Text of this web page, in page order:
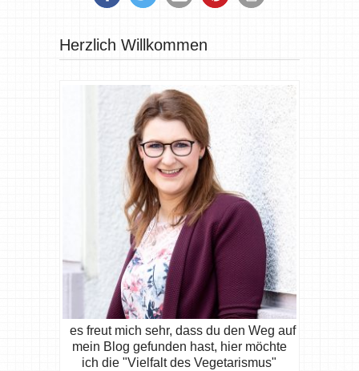
Herzlich Willkommen
es freut mich sehr, dass du den Weg auf
mein Blog gefunden hast, hier möchte
ich die "Vielfalt des Vegetarismus"